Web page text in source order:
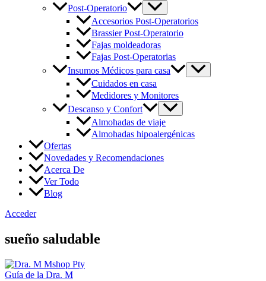
Post-Operatorio
Accesorios Post-Operatorios
Brassier Post-Operatorio
Fajas moldeadoras
Fajas Post-Operatorias
Insumos Médicos para casa
Cuidados en casa
Medidores y Monitores
Descanso y Confort
Almohadas de viaje
Almohadas hipoalergénicas
Ofertas
Novedades y Recomendaciones
Acerca De
Ver Todo
Blog
Acceder
sueño saludable
Guía de la Dra. M